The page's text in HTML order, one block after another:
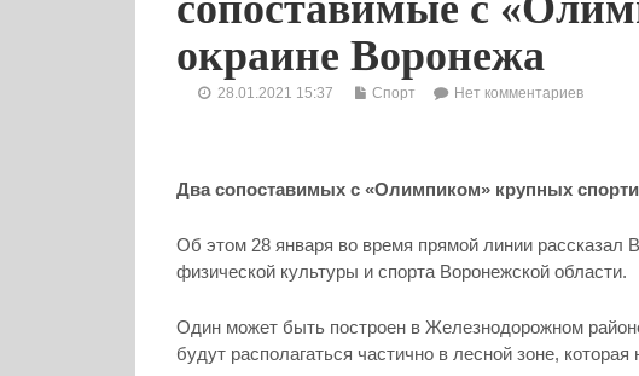
окраине Воронежа
28.01.2021 15:37 Спорт Нет комментариев
Два сопоставимых с «Олимпиком» крупных
Об этом 28 января во время прямой линии рассказал
физической культуры и спорта Воронежской области.
Один может быть построен в Железнодорожном
будут располагаться частично в лесной зоне,